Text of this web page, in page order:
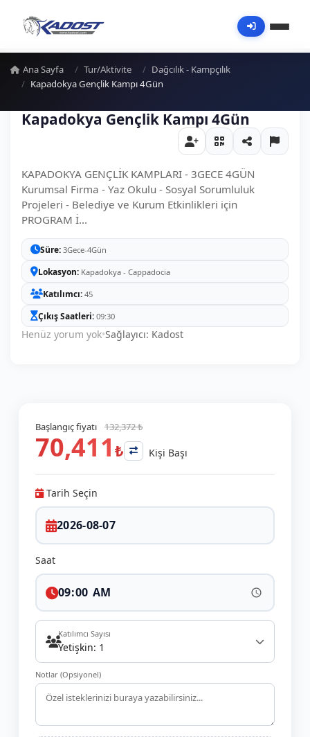
Ana Sayfa Tur/Aktivite
Dağcılık - Kampçılık
Kapadokya Gençlik Kampı 4Gün
Kapadokya Gençlik Kampı 4Gün
KAPADOKYA GENÇLİK KAMPLARI - 3GECE 4GÜN
Kurumsal Firma - Yaz Okulu - Sosyal Sorumluluk
Projeleri - Belediye ve Kurum Etkinlikleri için
PROGRAM İ...
Süre 3Gece-4Gün
Lokasyon Kapadokya - Cappadocia
Katılımcı 45
Çıkış Saatleri 09:30
Henüz yorum yok•Sağlayıcı: Kadost
Başlangıç fiyatı 132,372 ₺
70,411 ₺ Kişi Başı
Tarih Seçin
Saat
Katılımcı Sayısı
Yetişkin: 1
Notlar (Opsiyonel)